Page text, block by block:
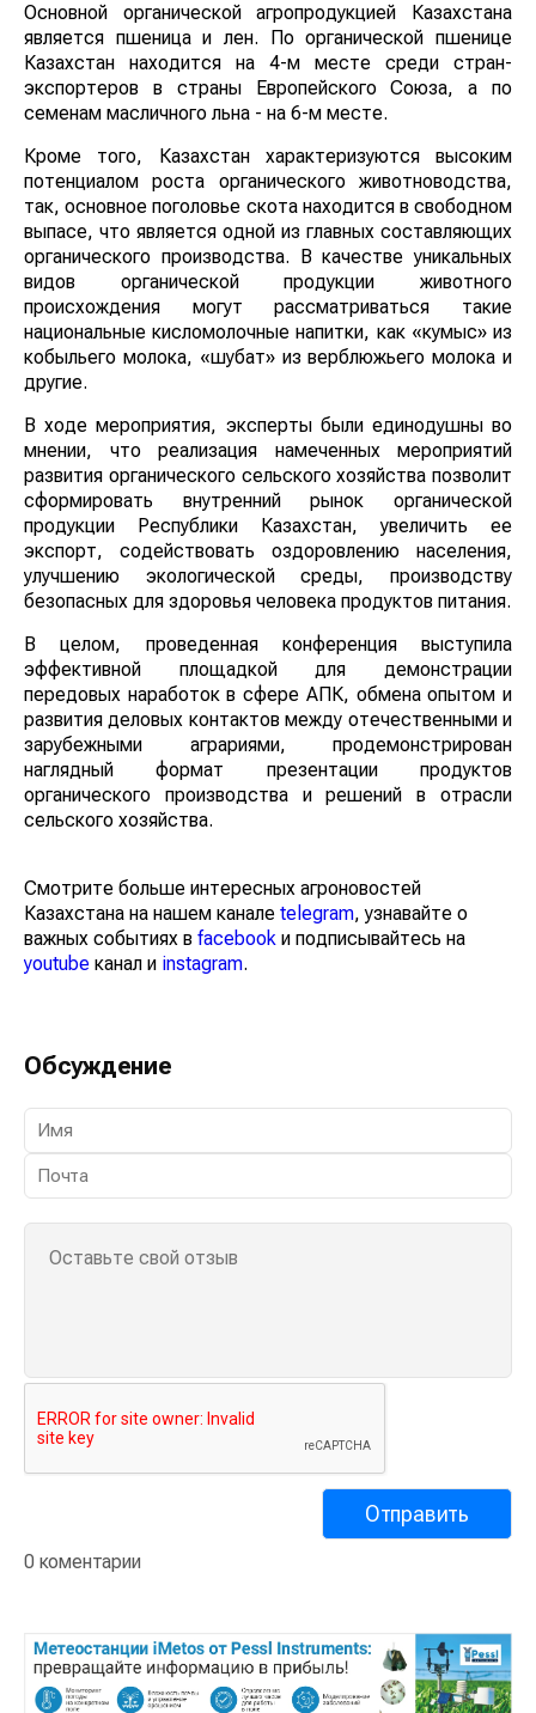
Основной органической агропродукцией Казахстана
является пшеница и лен. По органической пшенице
Казахстан находится на 4-м месте среди стран-
экспортеров в страны Европейского Союза, а по
семенам масличного льна - на 6-м месте.
Кроме того, Казахстан характеризуются высоким
потенциалом роста органического животноводства,
так, основное поголовье скота находится в свободном
выпасе, что является одной из главных составляющих
органического производства. В качестве уникальных
видов органической продукции животного
происхождения могут рассматриваться такие
национальные кисломолочные напитки, как «кумыс» из
кобыльего молока, «шубат» из верблюжьего молока и
другие.
В ходе мероприятия, эксперты были единодушны во
мнении, что реализация намеченных мероприятий
развития органического сельского хозяйства позволит
сформировать внутренний рынок органической
продукции Республики Казахстан, увеличить ее
экспорт, содействовать оздоровлению населения,
улучшению экологической среды, производству
безопасных для здоровья человека продуктов питания.
В целом, проведенная конференция выступила
эффективной площадкой для демонстрации
передовых наработок в сфере АПК, обмена опытом и
развития деловых контактов между отечественными и
зарубежными аграриями, продемонстрирован
наглядный формат презентации продуктов
органического производства и решений в отрасли
сельского хозяйства.
Смотрите больше интересных агроновостей
Казахстана на нашем канале telegram, узнавайте о
важных событиях в facebook и подписывайтесь на
youtube канал и instagram.
Обсуждение
0 коментарии